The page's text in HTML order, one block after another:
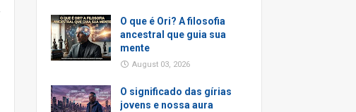
O que é Ori? A filosofia
ancestral que guia sua
mente
August 03, 2026
O significado das gírias
jovens e nossa aura